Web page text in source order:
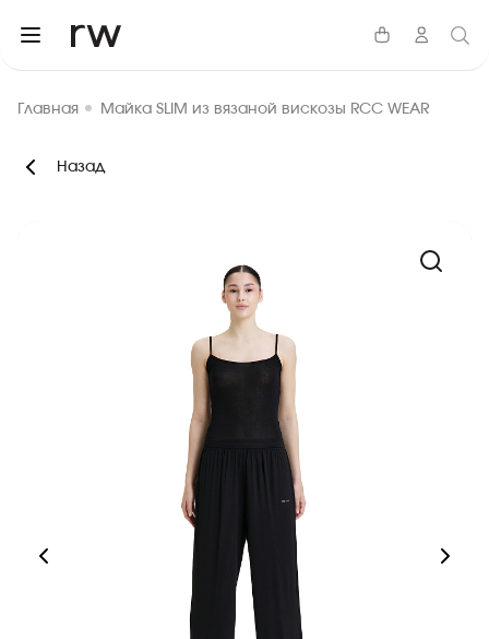
Главная Майка SLIM из вязаной вискозы RCC WEAR
Назад